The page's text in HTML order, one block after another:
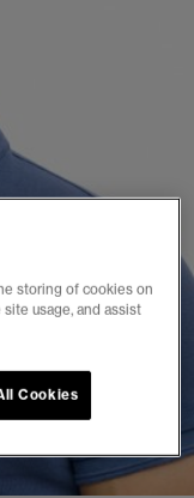
6
storing of cookies on
usage, and assist
Cookies